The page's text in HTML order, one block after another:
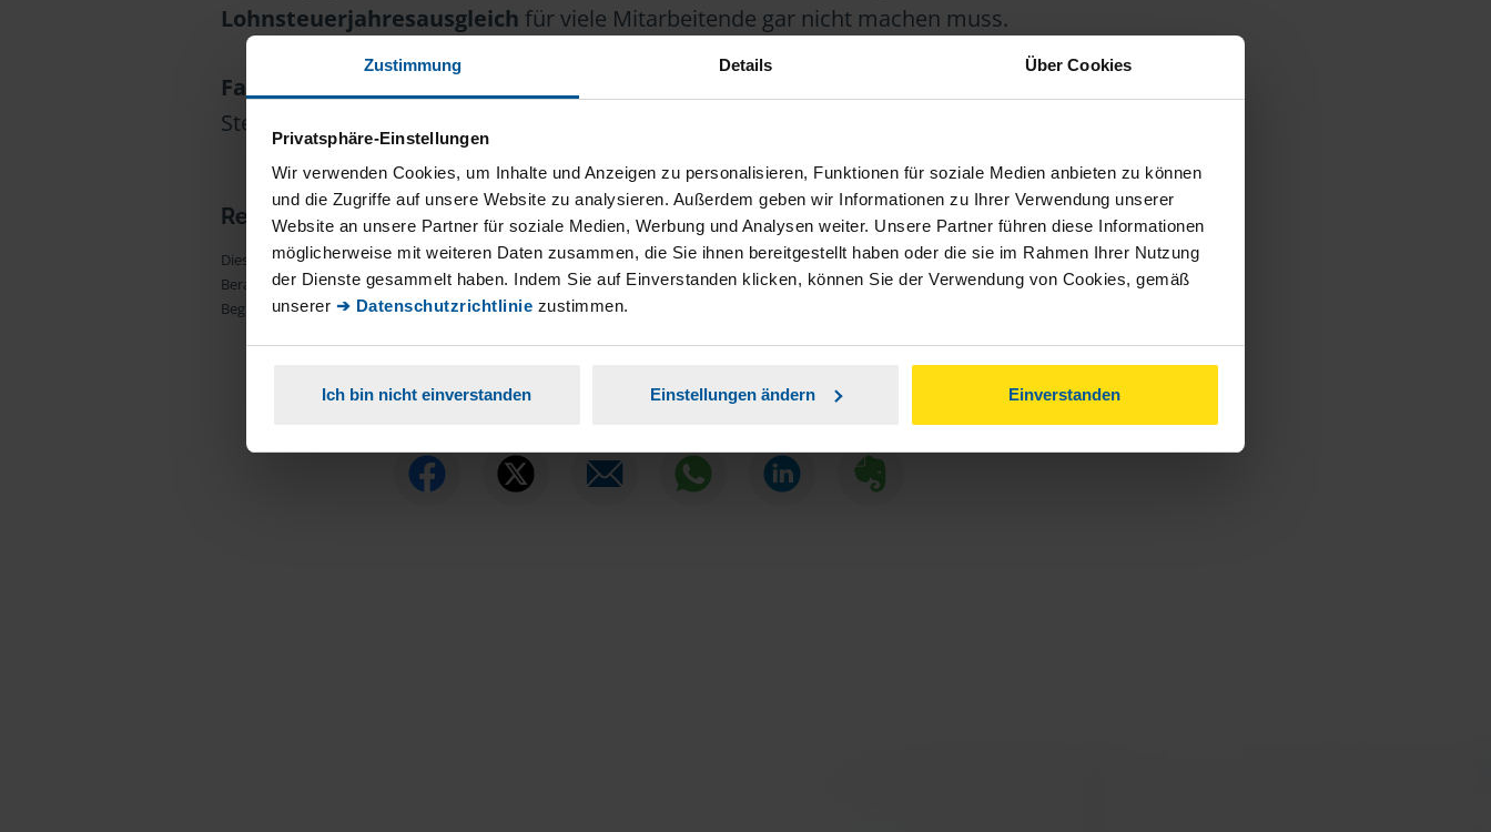
Zustimmung Details Über Cookies
Privatsphäre-Einstellungen
Wir verwenden Cookies, um Inhalte und Anzeigen zu personalisieren, Funktionen für soziale Medien anbieten zu können
und die Zugriffe auf unsere Website zu analysieren. Außerdem geben wir Informationen zu Ihrer Verwendung unserer
Website an unsere Partner für soziale Medien, Werbung und Analysen weiter. Unsere Partner führen diese Informationen
möglicherweise mit weiteren Daten zusammen, die Sie ihnen bereitgestellt haben oder die sie im Rahmen Ihrer Nutzung
der Dienste gesammelt haben. Indem Sie auf Einverstanden klicken, können Sie der Verwendung von Cookies, gemäß
unserer ➔ Datenschutzrichtlinie zustimmen.
Ich bin nicht einverstanden Einstellungen ändern Einverstanden
Lohnsteuerjahresausgleich für viele Mitarbeitende gar nicht machen muss.
Fazit:Vom BegriffLohnsteuerjahresausgleich
Steuererklärung sollten Sie sich trennen. Der ist veraltet.
Redaktion
Dies ist ein redaktioneller Text desRedaktionsteamsder VLH. Es erfolgt keine Beratung zu Themen, die außerhalb der steuerlichen
Beratungsbefugnis eines Lohnsteuerhilfevereins liegen. Eine Beratungsleistung im konkreten Einzelfall kann nur im Rahmen der
Begründung einer Mitgliedschaft und ausschließlich innerhalb der Beratungsbefugnis nach § 4 Nr. 11 StBerG erfolgen.
Beitrag teilen